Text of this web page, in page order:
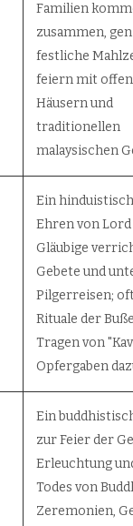
Familien
zusammen,
festliche
feiern mit
Häusern und
traditionellen
malaysischen
Ein
Ehren von Lord
Gläubige
Gebete und
Pilgerreisen;
Rituale der
Tragen von
Opfergaben
Ein
zur Feier der
Erleuchtung
Todes von
Zeremonien,